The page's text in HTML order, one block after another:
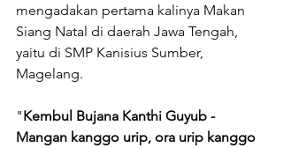
mengadakan pertama kalinya Makan
Siang Natal di daerah Jawa Tengah,
yaitu di SMP Kanisius Sumber,
Magelang.
"Kembul Bujana Kanthi Guyub -
Mangan kanggo urip, ora urip kanggo